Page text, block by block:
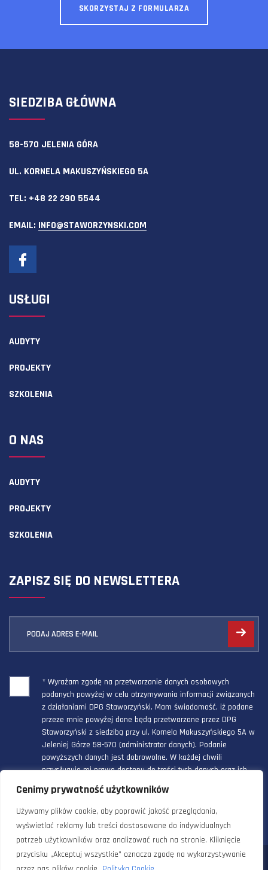
Cenimy prywatność użytkowników
Używamy plików cookie, aby poprawić jakość przeglądania,
wyświetlać reklamy lub treści dostosowane do indywidualnych
potrzeb użytkowników oraz analizować ruch na stronie. Kliknięcie
przycisku „Akceptuj wszystkie” oznacza zgodę na wykorzystywanie
SKORZYSTAJ Z FORMULARZA
SIEDZIBA GŁÓWNA
58-570 JELENIA GÓRA
UL. KORNELA MAKUSZYŃSKIEGO 5A
TEL: +48 22 290 5544
EMAIL: INFO@STAWORZYNSKI.COM
USŁUGI
AUDYTY
PROJEKTY
SZKOLENIA
O NAS
AUDYTY
PROJEKTY
SZKOLENIA
ZAPISZ SIĘ DO NEWSLETTERA
PODAJ ADRES E-MAIL
* Wyrażam zgodę na przetwarzanie danych osobowych
podanych powyżej w celu otrzymywania informacji związanych
z działaniami DPG Staworzyński. Mam świadomość, iż podane
przeze mnie powyżej dane będą przetwarzane przez DPG
Staworzyński z siedzibą przy ul. Kornela Makuszyńskiego 5A w
Jeleniej Górze 58-570 (administrator danych). Podanie
powyższych danych jest dobrowolne. W każdej chwili
przysługuje mi prawo dostępu do treści tych danych oraz ich
poprawienia, a powyższa zgoda może być odwołana w każdym
czasie.
© 2024 Doradztwo Przemysłowo Gospodarcze Staworzyński. Wszelkie